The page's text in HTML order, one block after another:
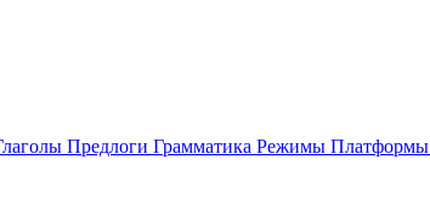
Предлоги Грамматика Режимы Платформы